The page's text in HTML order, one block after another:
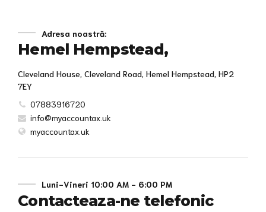
Adresa noastră:
Hemel Hempstead,
Cleveland House, Cleveland Road, Hemel Hempstead, HP2
7EY
07883916720
info@myaccountax.uk
myaccountax.uk
Luni-Vineri 10:00 AM - 6:00 PM
Contacteaza-ne telefonic